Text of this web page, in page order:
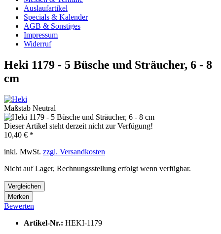
Auslaufartikel
Specials & Kalender
AGB & Sonstiges
Impressum
Widerruf
Heki 1179 - 5 Büsche und Sträucher, 6 - 8
cm
Maßstab Neutral
Dieser Artikel steht derzeit nicht zur Verfügung!
10,40 € *
inkl. MwSt. zzgl. Versandkosten
Nicht auf Lager, Rechnungsstellung erfolgt wenn verfügbar.
Vergleichen
Merken
Bewerten
Artikel-Nr.: HEKI-1179